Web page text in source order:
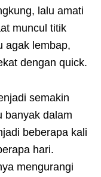
lalu amati
muncul titik
agak lembap,
dengan quick.
semakin
banyak dalam
beberapa kali
hari.
mengurangi